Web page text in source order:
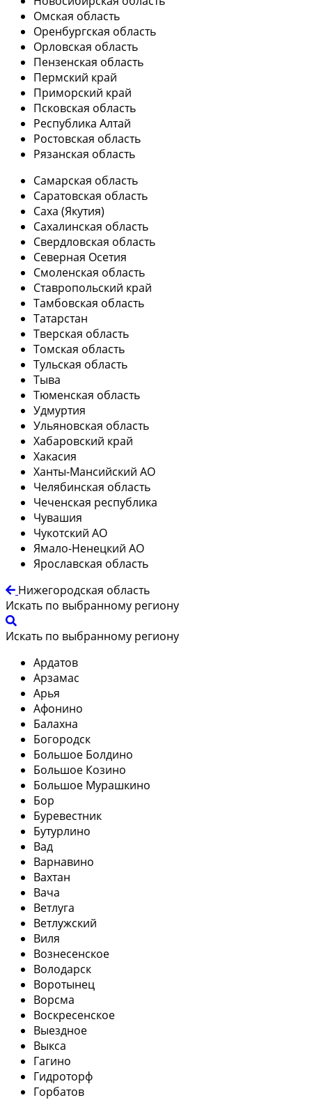
Омская область
Оренбургская область
Орловская область
Пензенская область
Пермский край
Приморский край
Псковская область
Республика Алтай
Ростовская область
Рязанская область
Самарская область
Саратовская область
Саха (Якутия)
Сахалинская область
Свердловская область
Северная Осетия
Смоленская область
Ставропольский край
Тамбовская область
Татарстан
Тверская область
Томская область
Тульская область
Тыва
Тюменская область
Удмуртия
Ульяновская область
Хабаровский край
Хакасия
Ханты-Мансийский АО
Челябинская область
Чеченская республика
Чувашия
Чукотский АО
Ямало-Ненецкий АО
Ярославская область
Нижегородская область
Искать по выбранному региону
Искать по выбранному региону
Ардатов
Арзамас
Арья
Афонино
Балахна
Богородск
Большое Болдино
Большое Козино
Большое Мурашкино
Бор
Буревестник
Бутурлино
Вад
Варнавино
Вахтан
Вача
Ветлуга
Ветлужский
Виля
Вознесенское
Володарск
Воротынец
Ворсма
Воскресенское
Выездное
Выкса
Гагино
Гидроторф
Горбатов